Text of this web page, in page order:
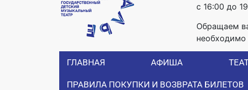
с 16:00 до
Обращаем
необходимо
ГЛАВНАЯ АФИША
ПРАВИЛА ПОКУПКИ И ВОЗВРАТА БИЛЕТОВ